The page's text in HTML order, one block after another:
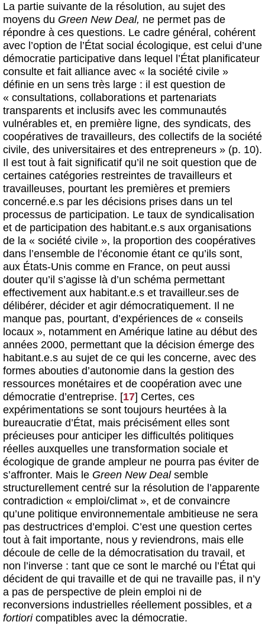
La partie suivante de la résolution, au sujet des
moyens du Green New Deal, ne permet pas de
répondre à ces questions. Le cadre général, cohérent
avec l’option de l’État social écologique, est celui d’une
démocratie participative dans lequel l’État planificateur
consulte et fait alliance avec « la société civile »
définie en un sens très large : il est question de
« consultations, collaborations et partenariats
transparents et inclusifs avec les communautés
vulnérables et, en première ligne, des syndicats, des
coopératives de travailleurs, des collectifs de la société
civile, des universitaires et des entrepreneurs » (p. 10).
Il est tout à fait significatif qu’il ne soit question que de
certaines catégories restreintes de travailleurs et
travailleuses, pourtant les premières et premiers
concerné.e.s par les décisions prises dans un tel
processus de participation. Le taux de syndicalisation
et de participation des habitant.e.s aux organisations
de la « société civile », la proportion des coopératives
dans l’ensemble de l’économie étant ce qu’ils sont,
aux États-Unis comme en France, on peut aussi
douter qu’il s’agisse là d’un schéma permettant
effectivement aux habitant.e.s et travailleur.ses de
délibérer, décider et agir démocratiquement. Il ne
manque pas, pourtant, d’expériences de « conseils
locaux », notamment en Amérique latine au début des
années 2000, permettant que la décision émerge des
habitant.e.s au sujet de ce qui les concerne, avec des
formes abouties d’autonomie dans la gestion des
ressources monétaires et de coopération avec une
démocratie d’entreprise. [17] Certes, ces
expérimentations se sont toujours heurtées à la
bureaucratie d’État, mais précisément elles sont
précieuses pour anticiper les difficultés politiques
réelles auxquelles une transformation sociale et
écologique de grande ampleur ne pourra pas éviter de
s’affronter. Mais le Green New Dealsemble
structurellement centré sur la résolution de l’apparente
contradiction « emploi/climat », et de convaincre
qu’une politique environnementale ambitieuse ne sera
pas destructrices d’emploi. C’est une question certes
tout à fait importante, nous y reviendrons, mais elle
découle de celle de la démocratisation du travail, et
non l’inverse : tant que ce sont le marché ou l’État qui
décident de qui travaille et de qui ne travaille pas, il n’y
a pas de perspective de plein emploi ni de
reconversions industrielles réellement possibles, et a
fortioricompatibles avec la démocratie.